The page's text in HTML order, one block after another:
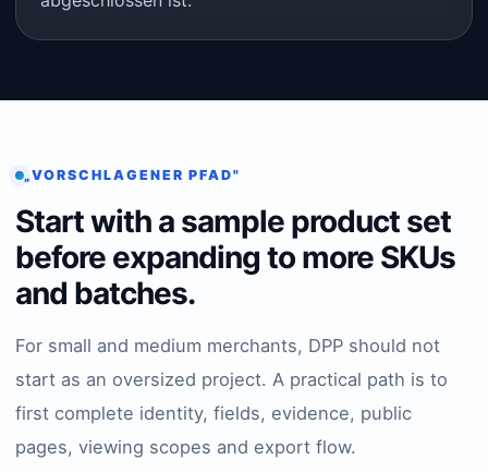
„VORSCHLAGENER PFAD"
Start with a sample product set
before expanding to more SKUs
and batches.
For small and medium merchants, DPP should not
start as an oversized project. A practical path is to
first complete identity, fields, evidence, public
pages, viewing scopes and export flow.